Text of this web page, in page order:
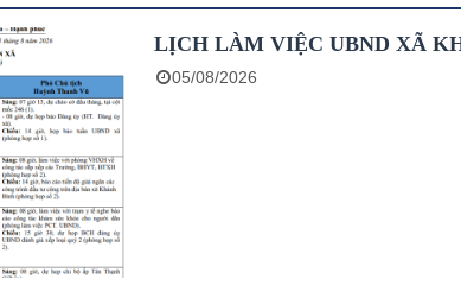
LỊCH LÀM VIỆC UBND XÃ
05/08/2026